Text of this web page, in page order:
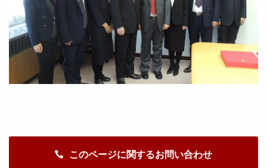
このページに関するお問い合わせ